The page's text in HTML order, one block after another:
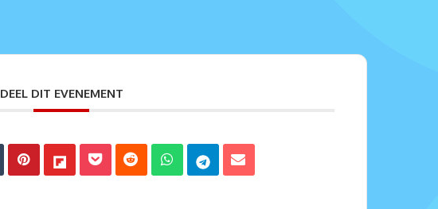
DEEL DIT EVENEMENT